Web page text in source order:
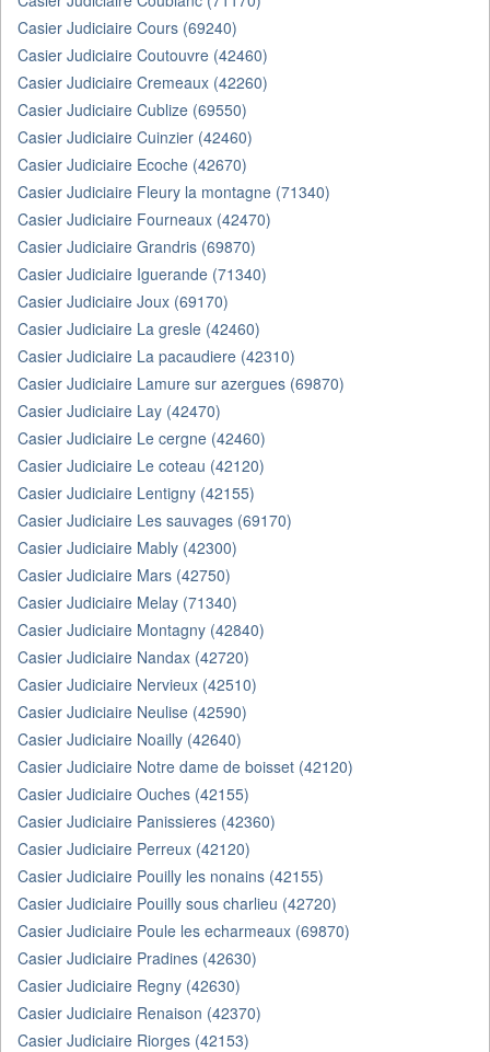
Casier Judiciaire Cours (69240)
Casier Judiciaire Coutouvre (42460)
Casier Judiciaire Cremeaux (42260)
Casier Judiciaire Cublize (69550)
Casier Judiciaire Cuinzier (42460)
Casier Judiciaire Ecoche (42670)
Casier Judiciaire Fleury la montagne (71340)
Casier Judiciaire Fourneaux (42470)
Casier Judiciaire Grandris (69870)
Casier Judiciaire Iguerande (71340)
Casier Judiciaire Joux (69170)
Casier Judiciaire La gresle (42460)
Casier Judiciaire La pacaudiere (42310)
Casier Judiciaire Lamure sur azergues (69870)
Casier Judiciaire Lay (42470)
Casier Judiciaire Le cergne (42460)
Casier Judiciaire Le coteau (42120)
Casier Judiciaire Lentigny (42155)
Casier Judiciaire Les sauvages (69170)
Casier Judiciaire Mably (42300)
Casier Judiciaire Mars (42750)
Casier Judiciaire Melay (71340)
Casier Judiciaire Montagny (42840)
Casier Judiciaire Nandax (42720)
Casier Judiciaire Nervieux (42510)
Casier Judiciaire Neulise (42590)
Casier Judiciaire Noailly (42640)
Casier Judiciaire Notre dame de boisset (42120)
Casier Judiciaire Ouches (42155)
Casier Judiciaire Panissieres (42360)
Casier Judiciaire Perreux (42120)
Casier Judiciaire Pouilly les nonains (42155)
Casier Judiciaire Pouilly sous charlieu (42720)
Casier Judiciaire Poule les echarmeaux (69870)
Casier Judiciaire Pradines (42630)
Casier Judiciaire Regny (42630)
Casier Judiciaire Renaison (42370)
Casier Judiciaire Riorges (42153)